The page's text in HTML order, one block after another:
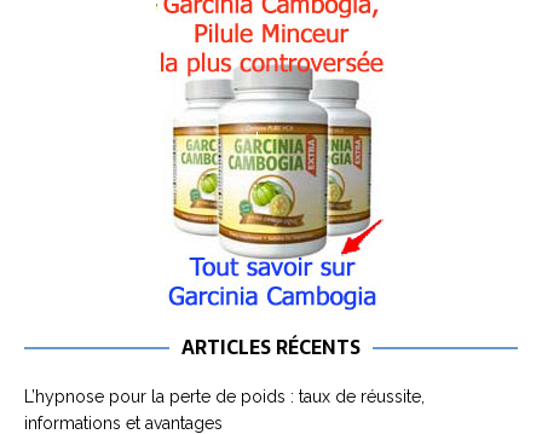
ARTICLES RÉCENTS
L’hypnose pour la perte de poids : taux de réussite,
informations et avantages